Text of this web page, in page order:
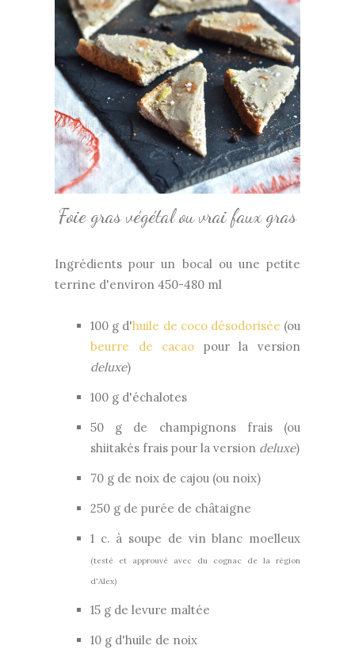
Foie gras végétal ou vrai faux gras
Ingrédients pour un bocal ou une petite
terrine d'environ 450-480 ml
100 g d'huile de coco désodorisée (ou
beurre de cacao pour la version
deluxe)
100 g d'échalotes
50 g de champignons frais (ou
shiitakés frais pour la version deluxe)
70 g de noix de cajou (ou noix)
250 g de purée de châtaigne
1 c. à soupe de vin blanc moelleux
(testé et approuvé avec du cognac de la région
d'Alex)
15 g de levure maltée
10 g d'huile de noix